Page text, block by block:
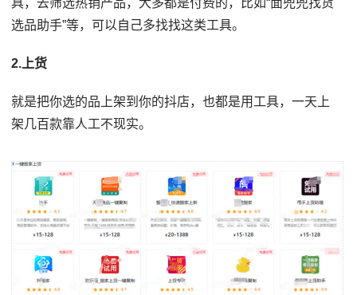
具，去筛选热销产品，大多都是付费的，比如“面兜兜找货
选品助手”等，可以自己多找找这类工具。
2.上货
就是把你选的品上架到你的抖店，也都是用工具，一天上
架几百款靠人工不现实。